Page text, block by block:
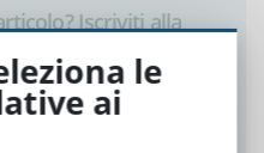
Iscriviti alla
settimanali!
NEWSLETTER
le
ai